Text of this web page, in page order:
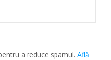
a reduce spamul.Află